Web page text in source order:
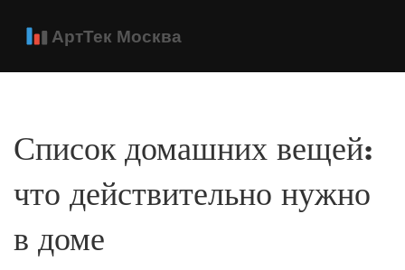
Список домашних вещей:
что действительно нужно
в доме